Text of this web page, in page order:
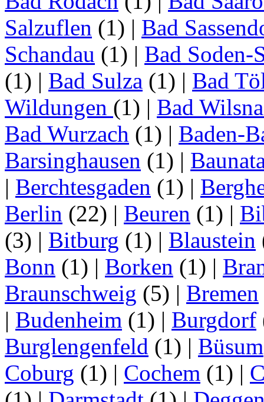
Salzuflen (1) | Bad
Schandau (1) | Bad Soden-
(1) | Bad Sulza (1) | Bad
Wildungen (1) | Bad
Bad Wurzach (1) | Baden-
Barsinghausen (1) |
| Berchtesgaden (1) |
Berlin (22) | Beuren (1) |
(3) | Bitburg (1) | Blaustein
Bonn (1) | Borken (1) |
Braunschweig (5) | Bremen
| Budenheim (1) | Burgdorf
Burglengenfeld (1) | Büsum
Coburg (1) | Cochem (1) |